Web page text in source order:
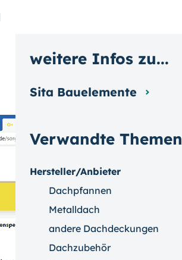
Verwandte Themen
Hersteller/Anbieter
Dachpfannen
Metalldach
andere Dachdeckungen
Dachzubehör
weitere Infos zu...
Sita Bauelemente